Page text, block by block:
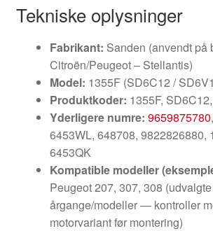
Tekniske oplysninger
Fabrikant: Sanden (anvendt på
Citroën/Peugeot – Stellantis)
Model: 1355F (SD6C12 /
Produktkoder: 1355F,
Yderligere numre: 9659875780
6453WL, 648708, 9822826880,
6453QK
Kompatible modeller
Peugeot 207, 307, 308 (udvalgte
årgange/modeller — kontroller
motorvariant før montering)